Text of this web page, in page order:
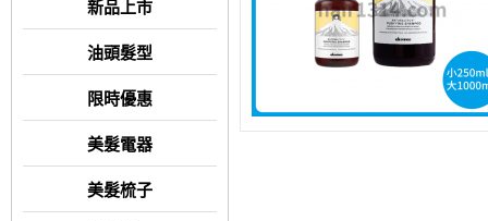
新品上市
油頭髮型
限時優惠
美髮電器
美髮梳子